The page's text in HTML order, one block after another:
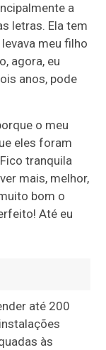
a
letras. Ela tem
meu filho
agora, eu
anos, pode
o meu
eles foram
tranquila
mais, melhor,
bom o
Até eu
até 200
às